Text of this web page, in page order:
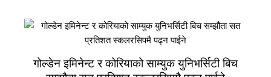
गोल्डेन इमिनेन्ट र कोरियाको साम्युक युनिभर्सिटी बिच